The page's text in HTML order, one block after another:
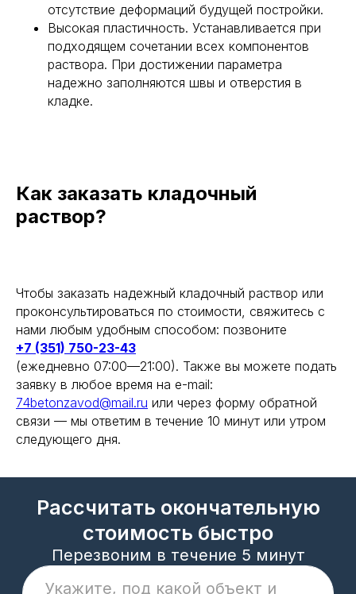
отсутствие деформаций будущей постройки.
Высокая пластичность. Устанавливается при
подходящем сочетании всех компонентов
раствора. При достижении параметра
надежно заполняются швы и отверстия в
кладке.
Как заказать кладочный
раствор?
Чтобы заказать надежный кладочный раствор или
проконсультироваться по стоимости, свяжитесь с
нами любым удобным способом: позвоните
+7 (351) 750-23-43
(ежедневно 07:00—21:00). Также вы можете подать
заявку в любое время на e-mail:
74betonzavod@mail.ru или через форму обратной
связи — мы ответим в течение 10 минут или утром
следующего дня.
Рассчитать окончательную
стоимость быстро
Перезвоним в течение 5 минут
Даю согласие на обработку своих
персональных данных и соглашаюсь с
политикой конфиденциальности и
обработки ПД
Рассчитать
74betonzavod@mail.ru